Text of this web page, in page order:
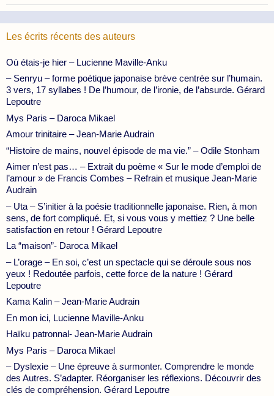
Les écrits récents des auteurs
Où étais-je hier – Lucienne Maville-Anku
– Senryu – forme poétique japonaise brève centrée sur l’humain.
3 vers, 17 syllabes ! De l’humour, de l’ironie, de l’absurde. Gérard
Lepoutre
Mys Paris – Daroca Mikael
Amour trinitaire – Jean-Marie Audrain
“Histoire de mains, nouvel épisode de ma vie.” – Odile Stonham
Aimer n’est pas… – Extrait du poème « Sur le mode d’emploi de
l’amour » de Francis Combes – Refrain et musique Jean-Marie
Audrain
– Uta – S’initier à la poésie traditionnelle japonaise. Rien, à mon
sens, de fort compliqué. Et, si vous vous y mettiez ? Une belle
satisfaction en retour ! Gérard Lepoutre
La “maison”- Daroca Mikael
– L’orage – En soi, c’est un spectacle qui se déroule sous nos
yeux ! Redoutée parfois, cette force de la nature ! Gérard
Lepoutre
Kama Kalin – Jean-Marie Audrain
En mon ici, Lucienne Maville-Anku
Haïku patronnal- Jean-Marie Audrain
Mys Paris – Daroca Mikael
– Dyslexie – Une épreuve à surmonter. Comprendre le monde
des Autres. S’adapter. Réorganiser les réflexions. Découvrir des
clés de compréhension. Gérard Lepoutre